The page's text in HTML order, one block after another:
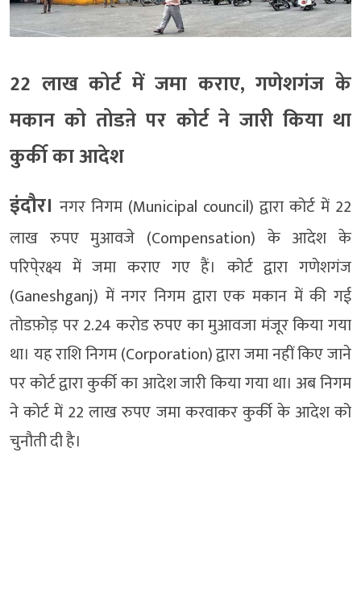
22 लाख कोर्ट में जमा कराए, गणेशगंज के
मकान को तोडऩे पर कोर्ट ने जारी किया था
कुर्की का आदेश
इंदौर। नगर निगम (Municipal council) द्वारा कोर्ट में 22
लाख रुपए मुआवजे (Compensation) के आदेश के
परिपे्रक्ष्य में जमा कराए गए हैं। कोर्ट द्वारा गणेशगंज
(Ganeshganj) में नगर निगम द्वारा एक मकान में की गई
तोडफ़ोड़ पर 2.24 करोड रुपए का मुआवजा मंजूर किया गया
था। यह राशि निगम (Corporation) द्वारा जमा नहीं किए जाने
पर कोर्ट द्वारा कुर्की का आदेश जारी किया गया था। अब निगम
ने कोर्ट में 22 लाख रुपए जमा करवाकर कुर्की के आदेश को
चुनौती दी है।